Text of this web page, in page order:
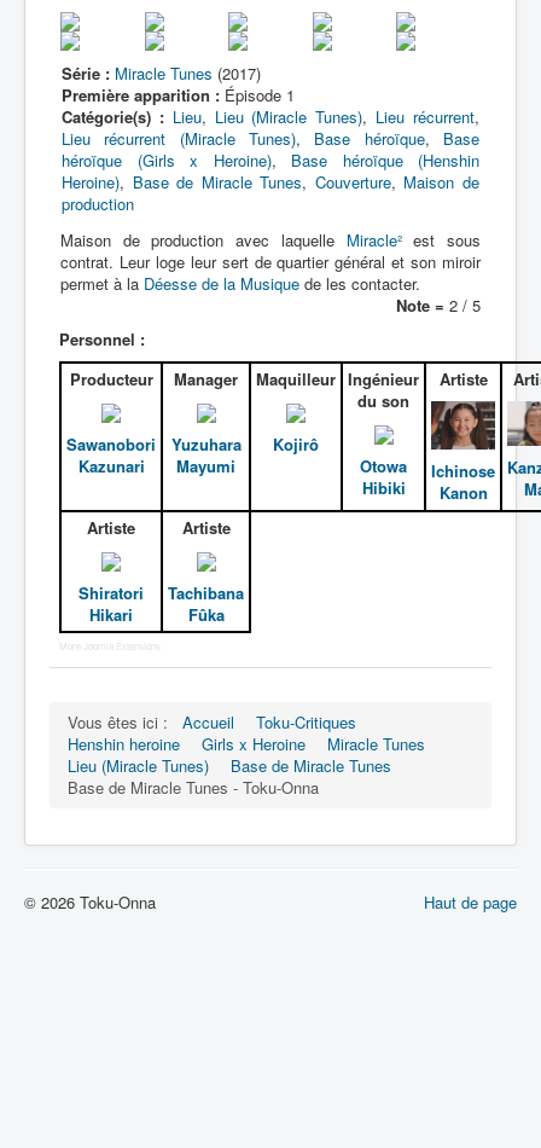
Tous
Base Dokudokudan
Base Miracle Tunes
Beauté
Bureaux
Danse
Dimension
Domicile
École
Émission
Entreprise
Espace
Ferme
Hôpital
Sanctuaire
Série : Miracle Tunes (2017)
Première apparition : Épisode 1
Catégorie(s) : Lieu, Lieu (Miracle Tunes), Lieu récurrent,
Lieu récurrent (Miracle Tunes), Base héroïque, Base
héroïque (Girls x Heroine), Base héroïque (Henshin
Heroine), Base de Miracle Tunes, Couverture, Maison de
production
Maison de production avec laquelle Miracle²est sous
contrat. Leur loge leur sert de quartier général et son miroir
permet à la Déesse de la Musique de les contacter.
Note = 2 / 5
Personnel :
Producteur
Sawanobori
Kazunari
Manager
Yuzuhara
Mayumi
Maquilleur
Kojirô
Ingénieur
du son
Otowa
Hibiki
Artiste
Ichinose
Kanon
Artiste
Shiratori
Hikari
Artiste
Tachibana
Fûka
More Joomla Extensions
Vous êtes ici : Accueil
Toku-Critiques
Henshin heroine
Girls x Heroine
Miracle Tunes
Lieu (Miracle Tunes)
Base de Miracle Tunes
Base de Miracle Tunes - Toku-Onna
Haut de page
© 2026 Toku-Onna